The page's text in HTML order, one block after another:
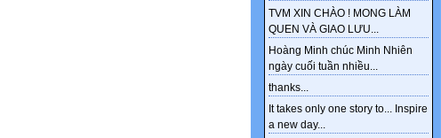
TVM XIN CHÀO ! MONG LÀM
QUEN VÀ GIAO LƯU...
Hoàng Minh chúc Minh Nhiên
ngày cuối tuần nhiều...
thanks...
It takes only one story to... Inspire
a new day...